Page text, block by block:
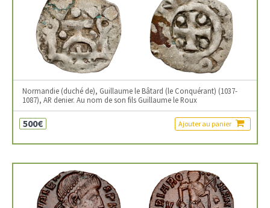
Normandie (duché de), Guillaume le Bâtard (le Conquérant) (1037-
1087), AR denier. Au nom de son fils Guillaume le Roux
500€ Ajouter au panier